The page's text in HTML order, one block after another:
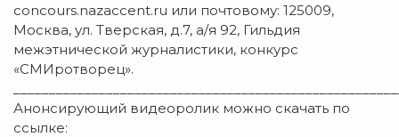
concours.nazaccent.ru или почтовому: 125009,
Москва, ул. Тверская, д.7, а/я 92, Гильдия
межэтнической журналистики, конкурс
«СМИротворец».
Анонсирующий видеоролик можно скачать по
ссылке: